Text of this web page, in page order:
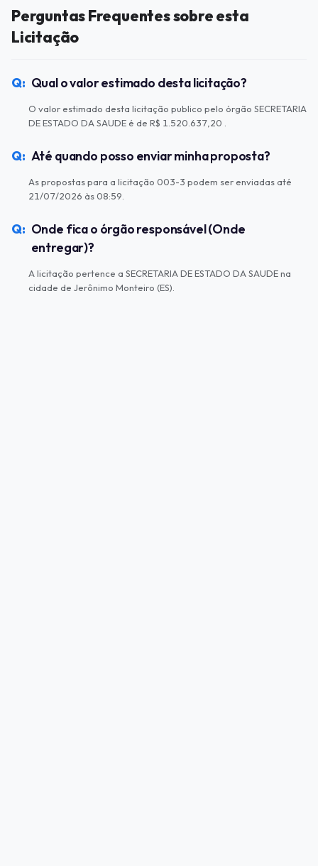
Perguntas Frequentes sobre esta
Licitação
Qual o valor estimado desta licitação?
O valor estimado desta licitação publico pelo órgão SECRETARIA
DE ESTADO DA SAUDE é de R$ 1.520.637,20 .
Até quando posso enviar minha proposta?
As propostas para a licitação 003-3 podem ser enviadas até
21/07/2026 às 08:59.
Onde fica o órgão responsável (Onde
entregar)?
A licitação pertence a SECRETARIA DE ESTADO DA SAUDE na
cidade de Jerônimo Monteiro (ES).